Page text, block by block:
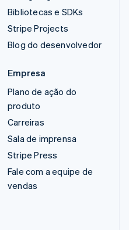
Bibliotecas e SDKs
Stripe Projects
Blog do desenvolvedor
Empresa
Plano de ação do
produto
Carreiras
Sala de imprensa
Stripe Press
Fale com a equipe de
vendas